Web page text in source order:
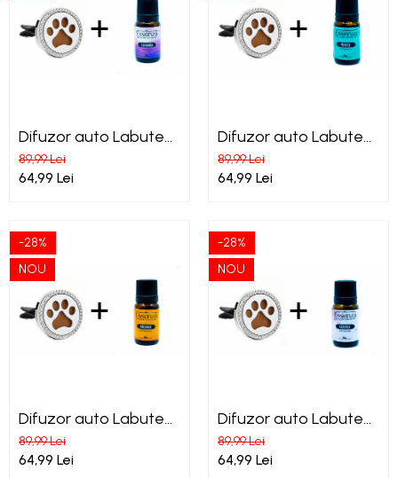
Difuzor auto Labute
de catel + Essenza
Lavanda ulei esential
89,99 Lei
64,99 Lei
Difuzor auto Labute
de catel + Essenza
Menta ulei esential
89,99 Lei
64,99 Lei
-28%
NOU
Difuzor auto Labute
de catel + Essenza
Orange ulei esential
89,99 Lei
64,99 Lei
-28%
NOU
Difuzor auto Labute
de catel + Essenza
Sakura ulei esential
89,99 Lei
64,99 Lei